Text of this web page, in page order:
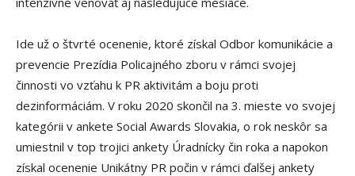
Ide už o štvrté ocenenie, ktoré získal Odbor komunikácie a
prevencie Prezídia Policajného zboru v rámci svojej
činnosti vo vzťahu k PR aktivitám a boju proti
dezinformáciám. V roku 2020 skončil na 3. mieste vo svojej
kategórii v ankete Social Awards Slovakia, o rok neskôr sa
umiestnil v top trojici ankety Úradnícky čin roka a napokon
získal ocenenie Unikátny PR počin v rámci ďalšej ankety